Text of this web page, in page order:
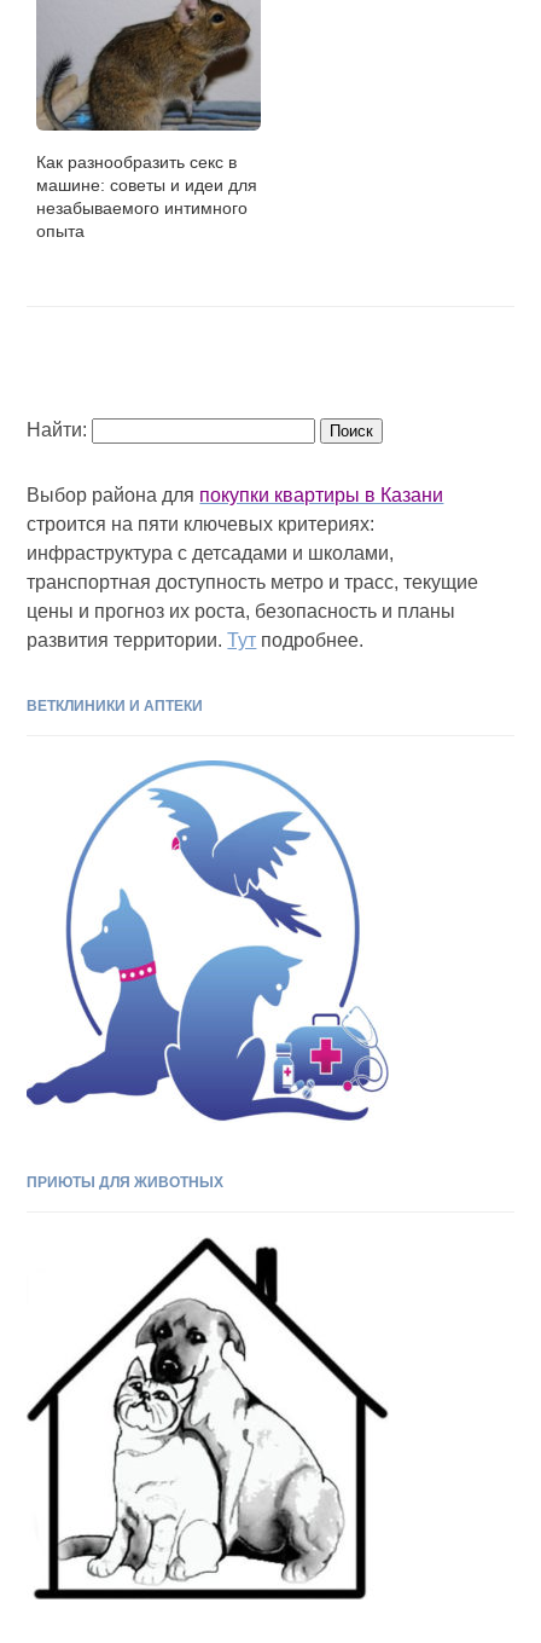
Как разнообразить секс в
машине: советы и идеи для
незабываемого интимного
опыта
Найти:
Выбор района для покупки квартиры в Казани
строится на пяти ключевых критериях:
инфраструктура с детсадами и школами,
транспортная доступность метро и трасс, текущие
цены и прогноз их роста, безопасность и планы
развития территории.Тут подробнее.
ВЕТКЛИНИКИ И АПТЕКИ
ПРИЮТЫ ДЛЯ ЖИВОТНЫХ